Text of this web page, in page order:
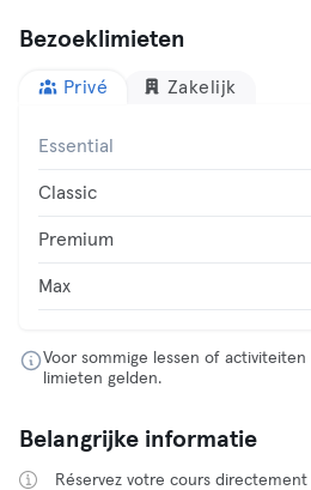
Bezoeklimieten
Privé Zakelijk
Essential
Classic
Premium
Max
Voor sommige lessen of
limieten gelden.
Belangrijke informatie
Réservez votre cours